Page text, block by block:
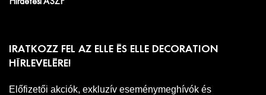
IRATKOZZ FEL AZ ELLE ÉS ELLE DECORATION
HÍRLEVELÉRE!
Előfizetői akciók, exkluzív eseménymeghívók és